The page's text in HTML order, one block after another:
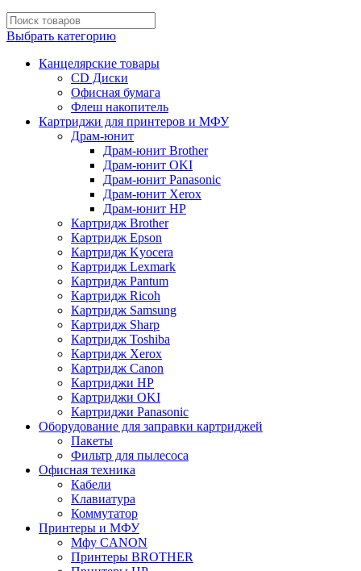
Выбрать категорию
Канцелярские товары
CD Диски
Офисная бумага
Флеш накопитель
Картриджи для принтеров и МФУ
Драм-юнит
Драм-юнит Brother
Драм-юнит OKI
Драм-юнит Panasonic
Драм-юнит Xerox
Драм-юнит НР
Картридж Brother
Картридж Epson
Картридж Kyocera
Картридж Lexmark
Картридж Pantum
Картридж Ricoh
Картридж Samsung
Картридж Sharp
Картридж Toshiba
Картридж Xerox
Картридж Сanon
Картриджи HP
Картриджи OKI
Картриджи Panasonic
Оборудование для заправки картриджей
Пакеты
Фильтр для пылесоса
Офисная техника
Кабели
Клавиатура
Коммутатор
Принтеры и МФУ
Мфу CANON
Принтеры BROTHER